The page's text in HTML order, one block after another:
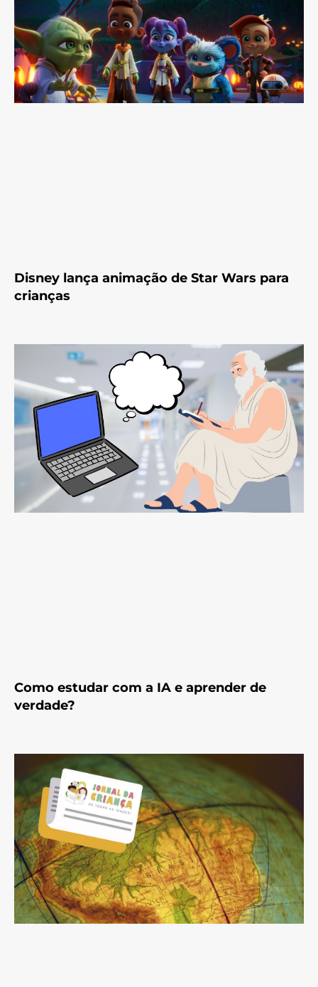
Disney lança animação de Star Wars para
crianças
Como estudar com a IA e aprender de
verdade?